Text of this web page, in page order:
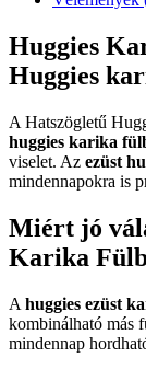
Huggies
Huggies
A Hatszögletű
huggies karika
viselet. Az ezüst
mindennapokra is
Miért jó
Karika
A huggies ezüst
kombinálható más
mindennap